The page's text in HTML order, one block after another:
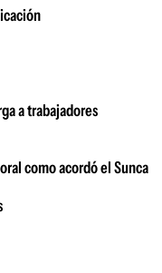
a trabajadores
como acordó el Sunca